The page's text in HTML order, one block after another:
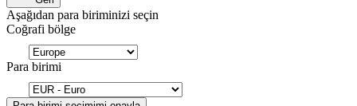
Aşağıdan para biriminizi seçin
Coğrafi bölge
Para birimi